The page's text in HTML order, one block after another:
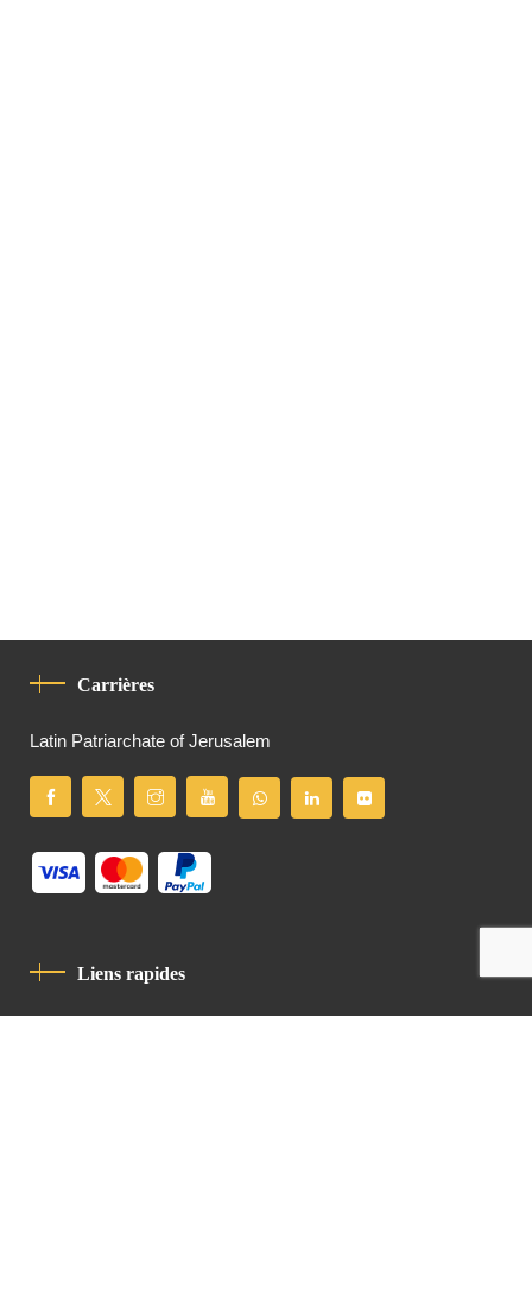
Carrières
Latin Patriarchate of Jerusalem
Liens rapides